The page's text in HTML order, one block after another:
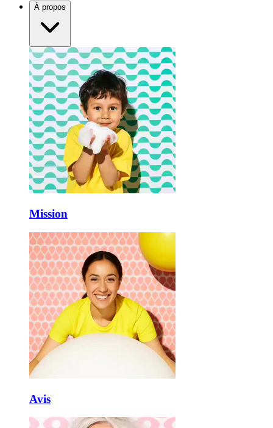
À propos
Mission
Avis